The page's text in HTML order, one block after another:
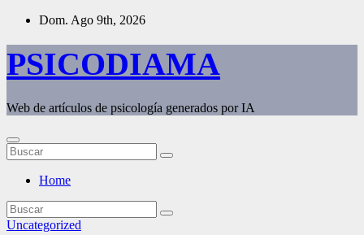
Saltar
contenido
Dom. Ago 9th, 2026
PSICODIAMA
Web de artículos de psicología generados por IA
Home
Uncategorized